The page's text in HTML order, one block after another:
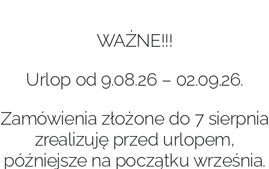
WAŻNE!!!
Urlop od 9.08.26 – 02.09.26.
Zamówienia złożone do 7 sierpnia
zrealizuję przed urlopem,
późniejsze na początku września.